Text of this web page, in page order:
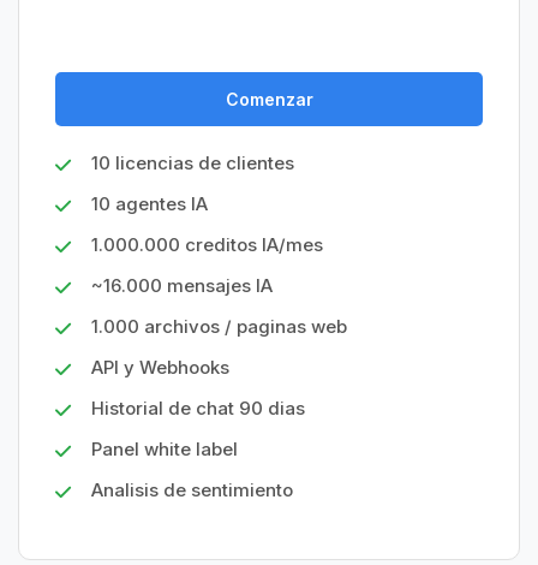
Comenzar
10 licencias de clientes
10 agentes IA
1.000.000 creditos IA/mes
~16.000 mensajes IA
1.000 archivos / paginas web
API y Webhooks
Historial de chat 90 dias
Panel white label
Analisis de sentimiento